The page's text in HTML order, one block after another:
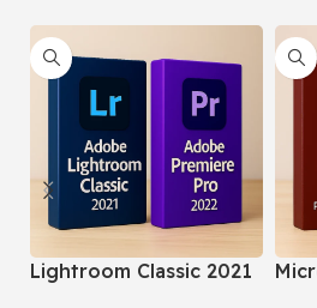
Lightroom Classic 2021